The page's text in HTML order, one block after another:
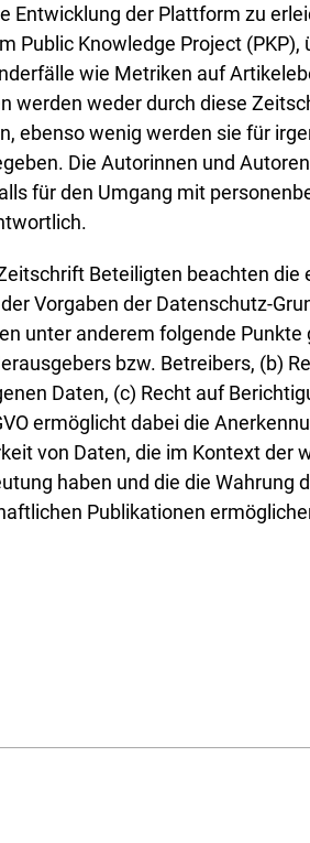
Entwicklung der Plattform zu
Public Knowledge Project
wie Metriken auf
werden weder durch diese
ebenso wenig werden sie für
Die Autorinnen und
für den Umgang mit
Beteiligten beachten
Vorgaben der Datenschutz-
unter anderem folgende Punkte
bzw. Betreibers, (b)
Daten, (c) Recht auf
ermöglicht dabei die
von Daten, die im Kontext der
haben und die die Wahrung
Publikationen